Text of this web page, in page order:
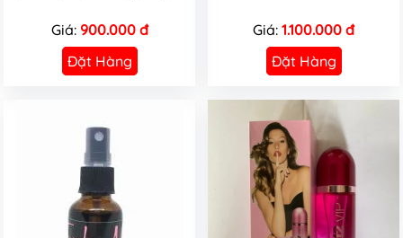
Giá: 900.000 đ
Đặt Hàng
Giá: 1.100.000 đ
Đặt Hàng